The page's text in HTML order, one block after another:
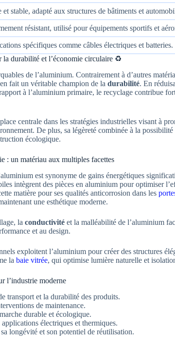
et stable, adapté aux structures de bâtiments et
résistant, utilisé pour équipements sportifs et
spécifiques comme câbles électriques et batteries.
la durabilité et l’économie circulaire ♻️
de l’aluminium. Contrairement à d’autres
fait un véritable champion de la durabilité. En
à l’aluminium primaire, le recyclage contribue
centrale dans les stratégies industrielles visant à
De plus, sa légèreté combinée à la
écologique.
: un matériau aux multiples facettes
est synonyme de gains énergétiques
intègrent des pièces en aluminium pour optimiser
matière pour ses qualités anticorrosion dans les
une esthétique moderne.
la conductivité et la malléabilité de l’aluminium
et au design.
exploitent l’aluminium pour créer des structures
la baie vitrée, qui optimise lumière naturelle et
l’industrie moderne
transport et la durabilité des produits.
de maintenance.
durable et écologique.
applications électriques et thermiques.
sa longévité et son potentiel de réutilisation.